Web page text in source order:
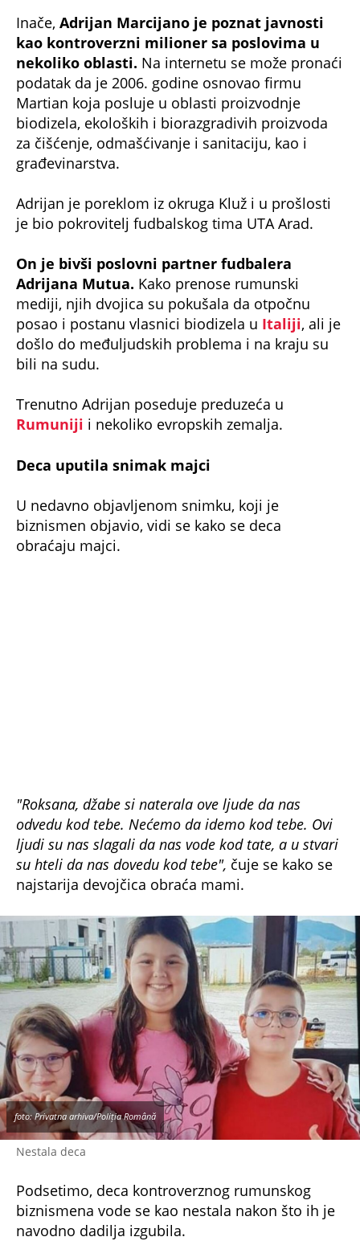
kao kontroverzni milioner sa poslovima u
nekoliko oblasti.Na internetu se može pronaći
podatak da je 2006. godine osnovao firmu
Martian koja posluje u oblasti proizvodnje
biodizela, ekoloških i biorazgradivih proizvoda
za čišćenje, odmašćivanje i sanitaciju, kao i
građevinarstva.
je bio pokrovitelj fudbalskog tima UTA Arad.
Adrijana Mutua.Kako prenose rumunski
mediji, njih dvojica su pokušala da otpočnu
posao i postanu vlasnici biodizela uItaliji, ali je
došlo do međuljudskih problema i na kraju su
bili na sudu.
Rumunijii nekoliko evropskih zemalja.
biznismen objavio, vidi se kako se deca
obraćaju majci.
Nestala deca
foto: Privatna arhiva/Poliția Română
Podsetimo, deca kontroverznog rumunskog
biznismena vode se kao nestala nakon što ih je
navodno dadilja izgubila.
Policija u Hunedoari je u stanju pripravnosti, a
sve raspoložive jedinice su u potrazi za troje
dece iz Kluža.
NE PROPUSTITE
Sestra mališana, koje je otac oteo pre 3